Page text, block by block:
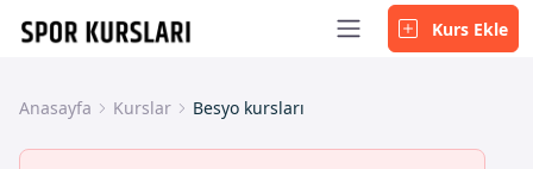
Kurs Ekle
Anasayfa Kurslar Besyo kursları